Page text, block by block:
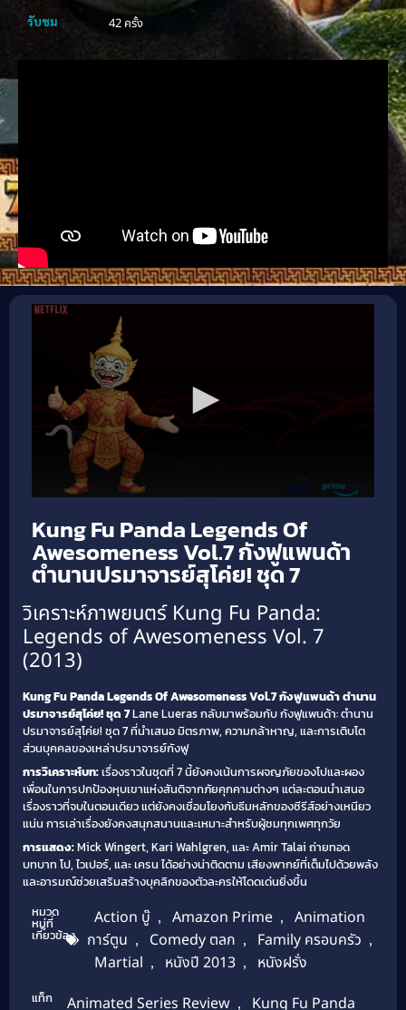
รับชม
42 ครั้ง
Kung Fu Panda Legends Of
Awesomeness Vol.7 กังฟูแพนด้า
ตำนานปรมาจารย์สุโค่ย! ชุด 7
วิเคราะห์ภาพยนตร์ Kung Fu Panda:
Legends of Awesomeness Vol. 7
(2013)
Kung Fu Panda Legends Of Awesomeness Vol.7 กังฟูแพนด้า ตำนาน
ปรมาจารย์สุโค่ย! ชุด 7Lane Lueras กลับมาพร้อมกับ กังฟูแพนด้า: ตำนาน
ปรมาจารย์สุโค่ย! ชุด 7 ที่นำเสนอ มิตรภาพ, ความกล้าหาญ, และการเติบโต
ส่วนบุคคลของเหล่าปรมาจารย์กังฟู
การวิเคราะห์บท:เรื่องราวในชุดที่ 7 นี้ยังคงเน้นการผจญภัยของโปและผอง
เพื่อนในการปกป้องหุบเขาแห่งสันติจากภัยคุกคามต่างๆ แต่ละตอนนำเสนอ
เรื่องราวที่จบในตอนเดียว แต่ยังคงเชื่อมโยงกับธีมหลักของซีรีส์อย่างเหนียว
แน่น การเล่าเรื่องยังคงสนุกสนานและเหมาะสำหรับผู้ชมทุกเพศทุกวัย
การแสดง:Mick Wingert, Kari Wahlgren, และ Amir Talai ถ่ายทอด
บทบาท โป, ไวเปอร์, และ เครน ได้อย่างน่าติดตาม เสียงพากย์ที่เต็มไปด้วยพลัง
และอารมณ์ช่วยเสริมสร้างบุคลิกของตัวละครให้โดดเด่นยิ่งขึ้น
หมวด
หมู่ที่
เกี่ยวข้อง
Action บู๊ , Amazon Prime ,
Animation
การ์ตูน , Comedy ตลก , Family ครอบครัว ,
Martial , หนังปี 2013 , หนังฝรั่ง
แท็ก Animated Series Review ,
Kung Fu Panda